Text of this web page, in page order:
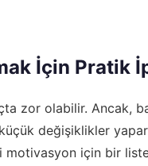
İçin Pratik
zor olabilir. Ancak,
değişiklikler
motivasyon için bir